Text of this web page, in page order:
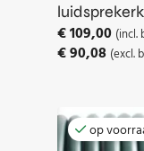
€109,00 (incl.
€90,08 (excl.
op